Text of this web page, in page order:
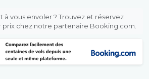
à vous envoler ? Trouvez et réservez
prix chez notre partenaire Booking.com.